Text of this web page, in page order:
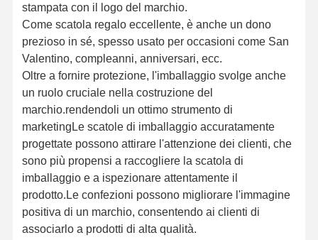
stampata con il logo del marchio.
Come scatola regalo eccellente, è anche un dono
prezioso in sé, spesso usato per occasioni come San
Valentino, compleanni, anniversari, ecc.
Oltre a fornire protezione, l'imballaggio svolge anche
un ruolo cruciale nella costruzione del
marchio.rendendoli un ottimo strumento di
marketingLe scatole di imballaggio accuratamente
progettate possono attirare l'attenzione dei clienti, che
sono più propensi a raccogliere la scatola di
imballaggio e a ispezionare attentamente il
prodotto.Le confezioni possono migliorare l'immagine
positiva di un marchio, consentendo ai clienti di
associarlo a prodotti di alta qualità.